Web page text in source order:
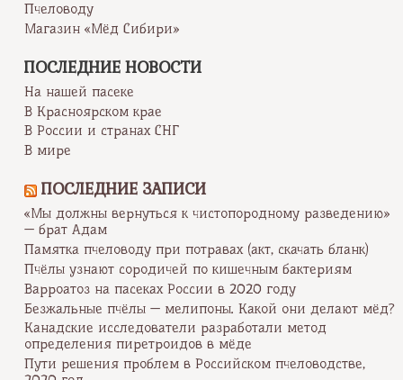
Пчеловоду
Магазин «Мёд Сибири»
ПОСЛЕДНИЕ НОВОСТИ
На нашей пасеке
В Красноярском крае
В России и странах СНГ
В мире
ПОСЛЕДНИЕ ЗАПИСИ
«Мы должны вернуться к чистопородному разведению»
— брат Адам
Памятка пчеловоду при потравах (акт, скачать бланк)
Пчёлы узнают сородичей по кишечным бактериям
Варроатоз на пасеках России в 2020 году
Безжальные пчёлы — мелипоны. Какой они делают мёд?
Канадские исследователи разработали метод
определения пиретроидов в мёде
Пути решения проблем в Российском пчеловодстве,